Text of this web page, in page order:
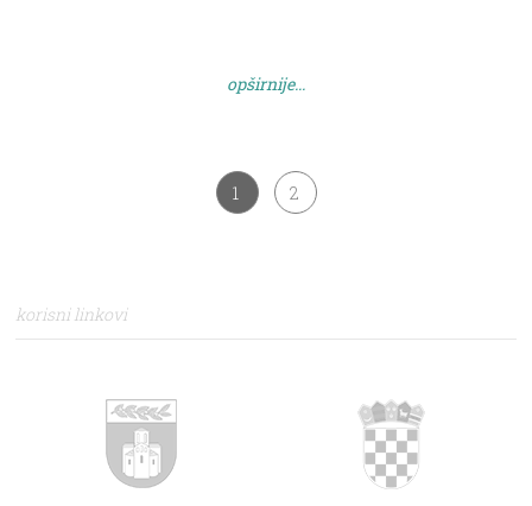
pronaći nove modele […]opširnije...
1 2
korisni linkovi